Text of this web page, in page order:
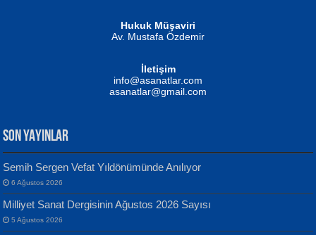
MUSTAFA KELOĞLU
Yarına İz Bırakmak...
Yılmaz Ekinci
Geceye Söylenen...
Hukuk Müşaviri
Av. Mustafa Özdemir
İletişim
info@asanatlar.com
asanatlar@gmail.com
SON YAYINLAR
Semih Sergen Vefat Yıldönümünde Anılıyor
6 Ağustos 2026
Milliyet Sanat Dergisinin Ağustos 2026 Sayısı
5 Ağustos 2026